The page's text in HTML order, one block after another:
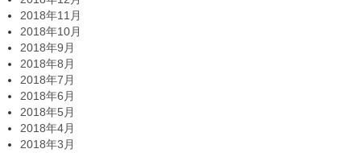
2018年11月
2018年10月
2018年9月
2018年8月
2018年7月
2018年6月
2018年5月
2018年4月
2018年3月